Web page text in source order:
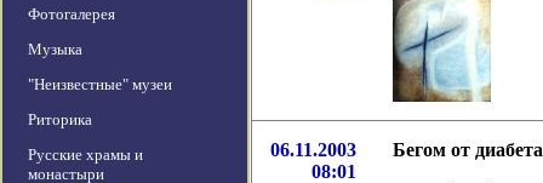
Фотогалерея
Музыка
"Неизвестные" музеи
Риторика
Русские храмы и
монастыри
06.11.2003
08:01
Бегом от диабета